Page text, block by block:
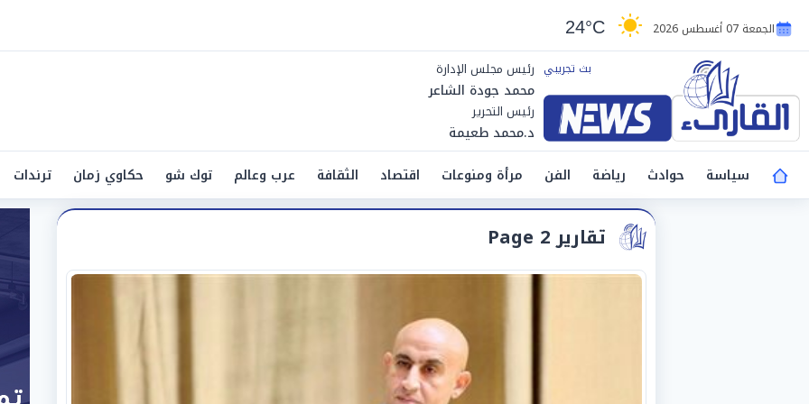
الجمعة 07 أغسطس 2026 24°C
رئيس مجلس الإدارة
محمد جودة الشاعر
رئيس التحرير
د.محمد طعيمة
سياسة
حوادث رياضة الفن مرأة ومنوعات اقتصاد الثقافة عرب وعالم توك شو حكاوي زمان ترندات
تقارير Page 2